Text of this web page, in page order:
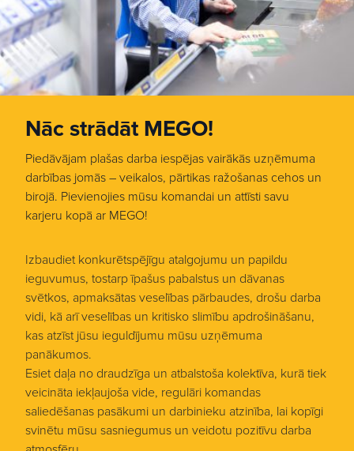
Nāc strādāt MEGO!
Piedāvājam plašas darba iespējas vairākās uzņēmuma
darbības jomās – veikalos, pārtikas ražošanas cehos un
birojā. Pievienojies mūsu komandai un attīsti savu
karjeru kopā ar MEGO!
Izbaudiet konkurētspējīgu atalgojumu un papildu
ieguvumus, tostarp īpašus pabalstus un dāvanas
svētkos, apmaksātas veselības pārbaudes, drošu darba
vidi, kā arī veselības un kritisko slimību apdrošināšanu,
kas atzīst jūsu ieguldījumu mūsu uzņēmuma
panākumos.
Esiet daļa no draudzīga un atbalstoša kolektīva, kurā tiek
veicināta iekļaujoša vide, regulāri komandas
saliedēšanas pasākumi un darbinieku atzinība, lai kopīgi
svinētu mūsu sasniegumus un veidotu pozitīvu darba